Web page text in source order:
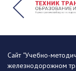
Сайт "Учебно-
железнодорожном